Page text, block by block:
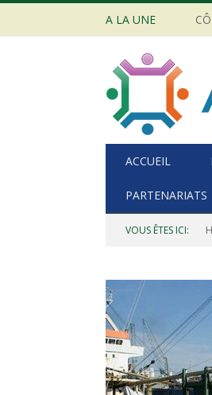
A LA UNE
ACCUEIL
PARTENARIATS
VOUS ÊTES ICI: